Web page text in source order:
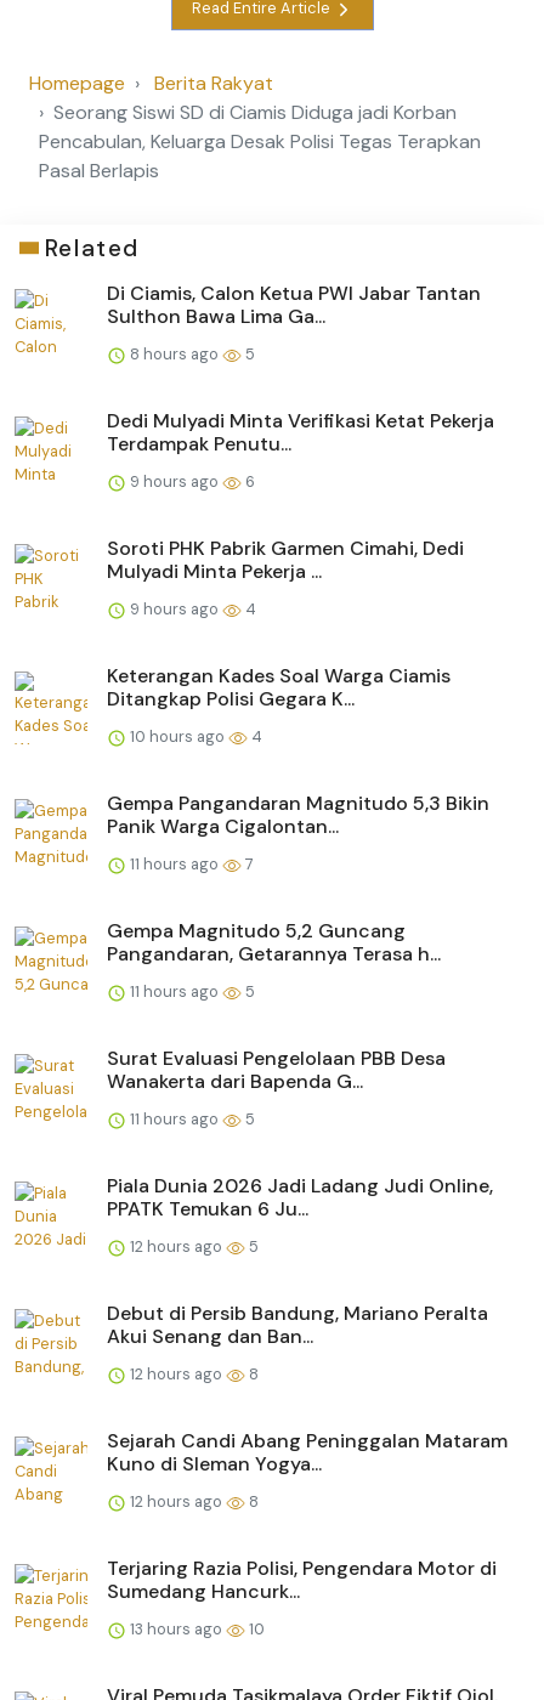
Read Entire Article
Homepage
Berita Rakyat
Seorang Siswi SD di Ciamis Diduga jadi Korban
Pencabulan, Keluarga Desak Polisi Tegas Terapkan
Pasal Berlapis
Related
Di Ciamis, Calon Ketua PWI Jabar Tantan
Sulthon Bawa Lima Ga...
8 hours ago 5
Dedi Mulyadi Minta Verifikasi Ketat Pekerja
Terdampak Penutu...
9 hours ago 6
Soroti PHK Pabrik Garmen Cimahi, Dedi
Mulyadi Minta Pekerja ...
9 hours ago 4
Keterangan Kades Soal Warga Ciamis
Ditangkap Polisi Gegara K...
10 hours ago 4
Gempa Pangandaran Magnitudo 5,3 Bikin
Panik Warga Cigalontan...
11 hours ago 7
Gempa Magnitudo 5,2 Guncang
Pangandaran, Getarannya Terasa h...
11 hours ago 5
Surat Evaluasi Pengelolaan PBB Desa
Wanakerta dari Bapenda G...
11 hours ago 5
Piala Dunia 2026 Jadi Ladang Judi Online,
PPATK Temukan 6 Ju...
12 hours ago 5
Debut di Persib Bandung, Mariano Peralta
Akui Senang dan Ban...
12 hours ago 8
Sejarah Candi Abang Peninggalan Mataram
Kuno di Sleman Yogya...
12 hours ago 8
Terjaring Razia Polisi, Pengendara Motor di
Sumedang Hancurk...
13 hours ago 10